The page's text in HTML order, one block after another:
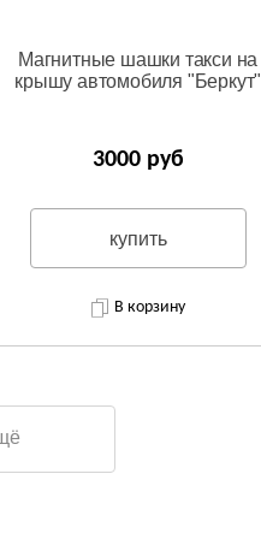
Магнитные шашки такси на
крышу автомобиля "Беркут"
3000 руб
купить
В корзину